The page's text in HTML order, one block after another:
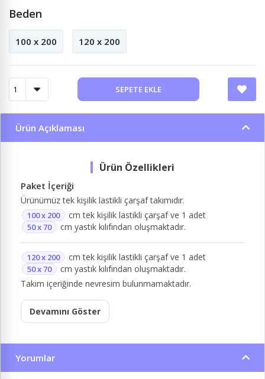
Beden
100 x 200 120 x 200
SEPETE EKLE
Ürün Açıklaması
Paket İçeriği
Ürünümüz tek kişilik lastikli çarşaf takımıdır.
100 x 200 cm tek kişilik lastikli çarşaf ve 1 adet
50 x 70 cm yastık kılıfından oluşmaktadır.
120 x 200 cm tek kişilik lastikli çarşaf ve 1 adet
50 x 70
cm yastık kılıfından oluşmaktadır.
Takım içeriğinde nevresim bulunmamaktadır.
Devamını Göster
Yorumlar